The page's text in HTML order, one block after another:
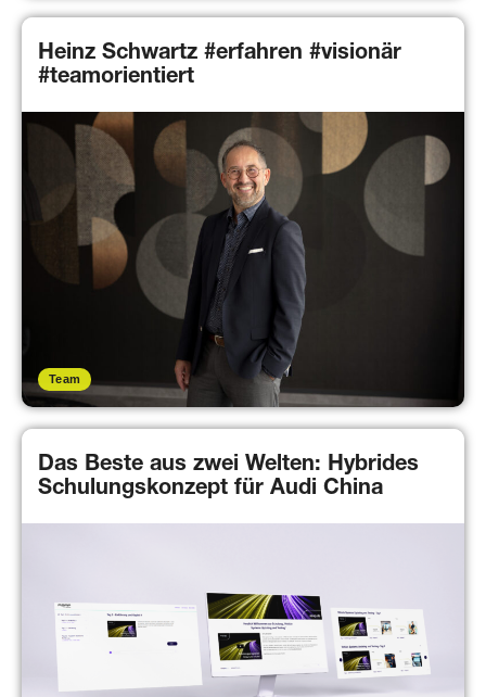
Team
Heinz Schwartz #erfahren #visionär
#teamorientiert
Das Beste aus zwei Welten: Hybrides
Schulungskonzept für Audi China